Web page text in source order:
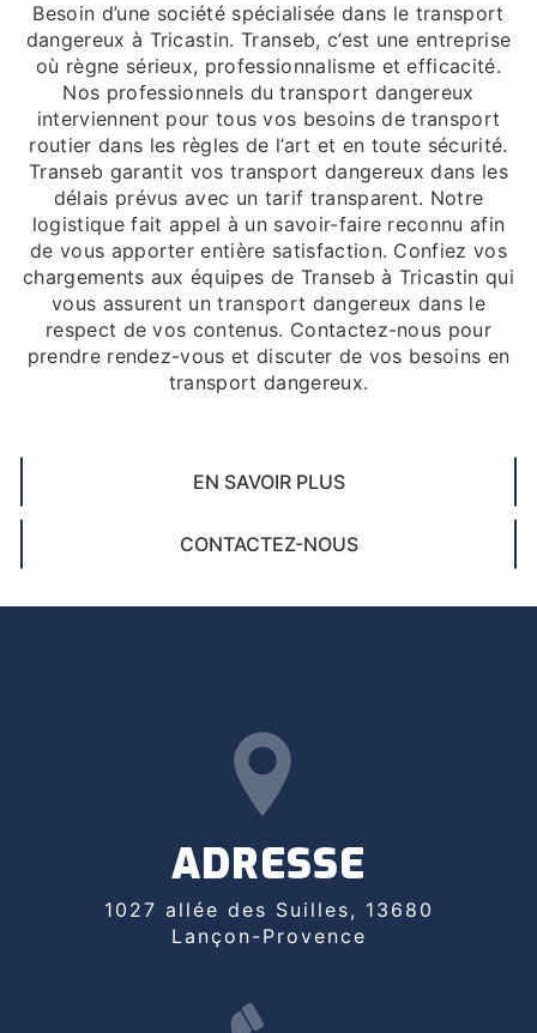
Besoin d’une société spécialisée dans le transport
dangereux à Tricastin. Transeb, c’est une entreprise
où règne sérieux, professionnalisme et efficacité.
Nos professionnels du transport dangereux
interviennent pour tous vos besoins de transport
routier dans les règles de l’art et en toute sécurité.
Transeb garantit vos transport dangereux dans les
délais prévus avec un tarif transparent. Notre
logistique fait appel à un savoir-faire reconnu afin
de vous apporter entière satisfaction. Confiez vos
chargements aux équipes de Transeb à Tricastin qui
vous assurent un transport dangereux dans le
respect de vos contenus. Contactez-nous pour
prendre rendez-vous et discuter de vos besoins en
transport dangereux.
EN SAVOIR PLUS
CONTACTEZ-NOUS
ADRESSE
1027 allée des Suilles, 13680
Lançon-Provence